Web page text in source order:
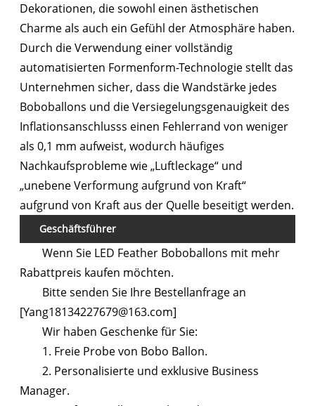
Dekorationen, die sowohl einen ästhetischen
Charme als auch ein Gefühl der Atmosphäre haben.
Durch die Verwendung einer vollständig
automatisierten Formenform-Technologie stellt das
Unternehmen sicher, dass die Wandstärke jedes
Boboballons und die Versiegelungsgenauigkeit des
Inflationsanschlusss einen Fehlerrand von weniger
als 0,1 mm aufweist, wodurch häufiges
Nachkaufsprobleme wie „Luftleckage“ und
„unebene Verformung aufgrund von Kraft“
aufgrund von Kraft aus der Quelle beseitigt werden.
Geschäftsführer
Wenn Sie LED Feather Boboballons mit mehr
Rabattpreis kaufen möchten.
Bitte senden Sie Ihre Bestellanfrage an
[Yang18134227679@163.com]
Wir haben Geschenke für Sie:
1. Freie Probe von Bobo Ballon.
2. Personalisierte und exklusive Business
Manager.